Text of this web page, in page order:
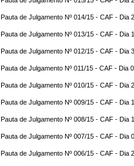
Pauta de Julgamento Nº 014/15 - CAF - Dia
Pauta de Julgamento Nº 013/15 - CAF - Dia
Pauta de Julgamento Nº 012/15 - CAF - Dia
Pauta de Julgamento Nº 011/15 - CAF - Dia
Pauta de Julgamento Nº 010/15 - CAF - Dia
Pauta de Julgamento Nº 009/15 - CAF - Dia
Pauta de Julgamento Nº 008/15 - CAF - Dia
Pauta de Julgamento Nº 007/15 - CAF - Dia
Pauta de Julgamento Nº 006/15 - CAF - Dia